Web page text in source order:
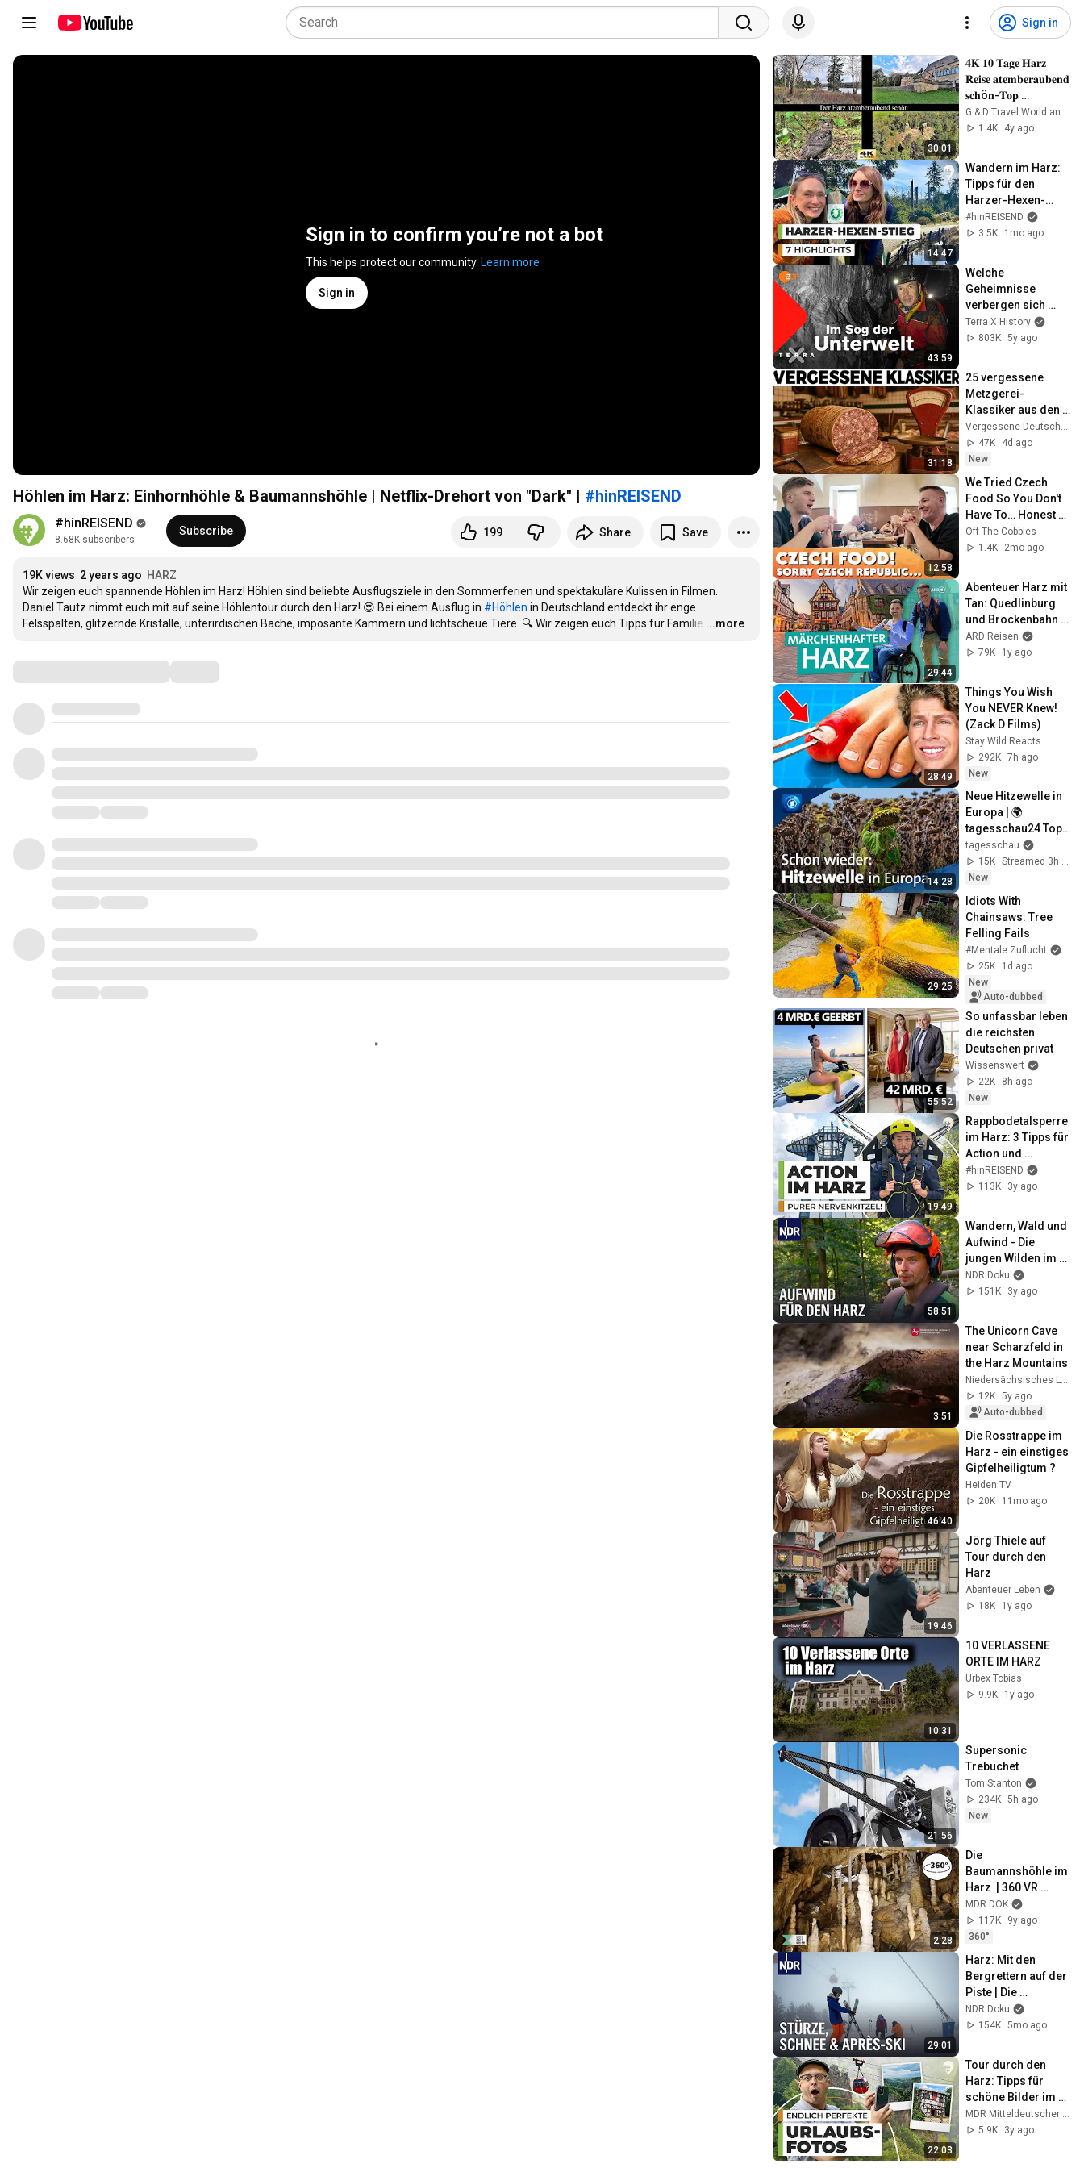
Sign in
Sign in to confirm you’re not a bot
This helps protect our community. Learn more
Sign in
Höhlen im Harz: Einhornhöhle & Baumannshöhle | Netflix-Drehort von "Dark" | #hinREISEND
#hinREISEND
8.68K subscribers
Subscribe 199 Share Save
19K views 2 years ago HARZ
Wir zeigen euch spannende Höhlen im Harz! Höhlen sind beliebte Ausflugsziele in den Sommerferien und spektakuläre Kulissen in Filmen.
Daniel Tautz nimmt euch mit auf seine Höhlentour durch den Harz! 😍 Bei einem Ausflug in #Höhlen in Deutschland entdeckt ihr enge
Felsspalten, glitzernde Kristalle, unterirdischen Bäche, imposante Kammern und lichtscheue Tiere. 🔍 Wir zeigen euch Tipps für Familie …
...more
30:01
𝟒𝐊 𝟏𝟎 𝐓𝐚𝐠𝐞 𝐇𝐚𝐫𝐳
𝐑𝐞𝐢𝐬𝐞 𝐚𝐭𝐞𝐦𝐛𝐞𝐫𝐚𝐮𝐛𝐞𝐧𝐝
𝐬𝐜𝐡ö𝐧-𝐓𝐨𝐩
𝐒𝐞𝐡𝐞𝐧𝐬𝐰ü𝐫𝐝𝐢𝐠𝐤𝐞𝐢𝐭𝐞𝐧-
𝐑𝐞𝐢𝐬𝐞𝐭𝐢𝐩𝐩𝐬
G & D Travel World and more
1.4K
4y ago
14:47
Wandern im Harz:
Tipps für den
Harzer-Hexen-
Stieg | Doku |
#hinREISEND
#hinREISEND
3.5K
1mo ago
43:59
Welche
Geheimnisse
verbergen sich
unter unseren
Füßen? | Dirk
Terra X History
803K 5y ago
31:18
25 vergessene
Metzgerei-
Klassiker aus den
60ern, die heute
kein Fleischer mehr
verkauft
47K
4d ago
New
12:58
We Tried Czech
Food So You Don't
Have To… Honest
Expat Review
Off The Cobbles
1.4K
2mo ago
29:44
Abenteuer Harz mit
Tan: Quedlinburg
und Brockenbahn |
ARD Reisen
ARD Reisen
79K
1y ago
28:49
Things You Wish
You NEVER Knew!
(Zack D Films)
Stay Wild Reacts
292K 7h ago
New
14:28
Neue Hitzewelle in
Europa | 🌍
tagesschau24 Top-
Thema, 7.8.2026
tagesschau
15K
Streamed 3h ago
New
29:25
Idiots With
Chainsaws: Tree
Felling Fails
#Mentale Zuflucht
25K
1d ago
New
Auto-dubbed
55:52
So unfassbar leben
die reichsten
Deutschen privat
Wissenswert
22K
8h ago
New
19:49
Rappbodetalsperre
im Harz: 3 Tipps für
Action und
Abenteuer  |
#hinREISEND
#hinREISEND
113K
3y ago
58:51
Wandern, Wald und
Aufwind - Die
jungen Wilden im
Harz | die
nordstory | NDR
NDR Doku
151K
3y ago
3:51
The Unicorn Cave
near Scharzfeld in
the Harz Mountains
Niedersächsisches Landesamt für Denkmalpflege
12K 5y ago
Auto-dubbed
46:40
Die Rosstrappe im
Harz - ein einstiges
Gipfelheiligtum ?
Heiden TV
20K
11mo ago
19:46
Jörg Thiele auf
Tour durch den
Harz
Abenteuer Leben
18K
1y ago
10:31
10 VERLASSENE
ORTE IM HARZ
Urbex Tobias
9.9K
1y ago
21:56
Supersonic
Trebuchet
Tom Stanton
234K 5h ago
New
2:28
Die
Baumannshöhle im
Harz  | 360 VR
Video | MDR
ZEITREISE
MDR DOK
117K
9y ago
360°
29:01
Harz: Mit den
Bergrettern auf der
Piste | Die
Nordreportage |
NDR Doku
NDR Doku
154K 5mo ago
22:03
Tour durch den
Harz: Tipps für
schöne Bilder im
Urlaub |
#hinreisend | MDR+
5.9K
3y ago